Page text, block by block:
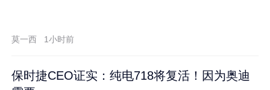
莫一西 1小时前
保时捷CEO证实：纯电718将复活！因为奥迪